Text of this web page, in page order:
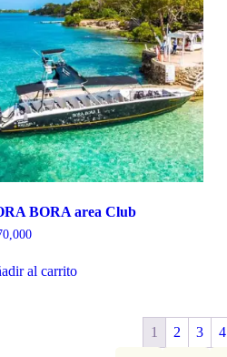
BORA area Club
al carrito
1 2 3 4